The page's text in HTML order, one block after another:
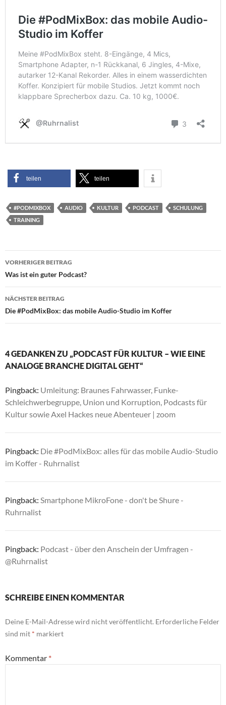
teilen teilen
#PODMIXBOX AUDIO KULTUR PODCAST
SCHULUNG
TRAINING
Beitragsnavigation
VORHERIGER BEITRAG
Was ist ein guter Podcast?
NÄCHSTER BEITRAG
Die #PodMixBox: das mobile Audio-Studio im Koffer
4 GEDANKEN ZU „PODCAST FÜR KULTUR – WIE EINE
ANALOGE BRANCHE DIGITAL GEHT“
Pingback: Umleitung: Braunes Fahrwasser, Funke-
Schleichwerbegruppe, Union und Korruption, Podcasts für
Kultur sowie Axel Hackes neue Abenteuer | zoom
Pingback: Die #PodMixBox: alles für das mobile Audio-Studio
im Koffer - Ruhrnalist
Pingback: Smartphone MikroFone - don't be Shure -
Ruhrnalist
Pingback: Podcast - über den Anschein der Umfragen -
@Ruhrnalist
SCHREIBE EINEN KOMMENTAR
Deine E-Mail-Adresse wird nicht veröffentlicht. Erforderliche Felder
sind mit * markiert
Kommentar *